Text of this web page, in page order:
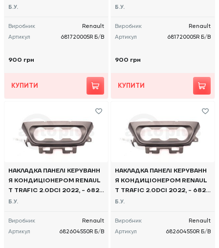
010 -, 681720005R Б/В
Б.У.
Виробник
Renault
Артикул
681720005R Б/В
900 грн
КУПИТИ
010 -, 681720005R Б/В
Б.У.
Виробник
Renault
Артикул
681720005R Б/В
900 грн
КУПИТИ
НАКЛАДКА ПАНЕЛІ КЕРУВАНН
Я КОНДИЦІОНЕРОМ RENAUL
T TRAFIC 2.0DCI 2022, - 6826
04550R Б/В
Б.У.
Виробник
Renault
Артикул
682604550R Б/В
НАКЛАДКА ПАНЕЛІ КЕРУВАНН
Я КОНДИЦІОНЕРОМ RENAUL
T TRAFIC 2.0DCI 2022, - 6826
04550R Б/В
Б.У.
Виробник
Renault
Артикул
682604550R Б/В